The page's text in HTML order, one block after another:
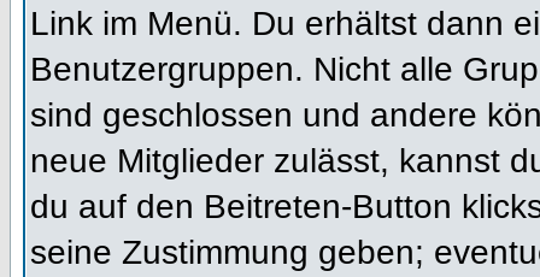
Link im Menü. Du erhältst dann
Benutzergruppen. Nicht alle
sind geschlossen und andere
neue Mitglieder zulässt, kannst
du auf den Beitreten-Button
seine Zustimmung geben;